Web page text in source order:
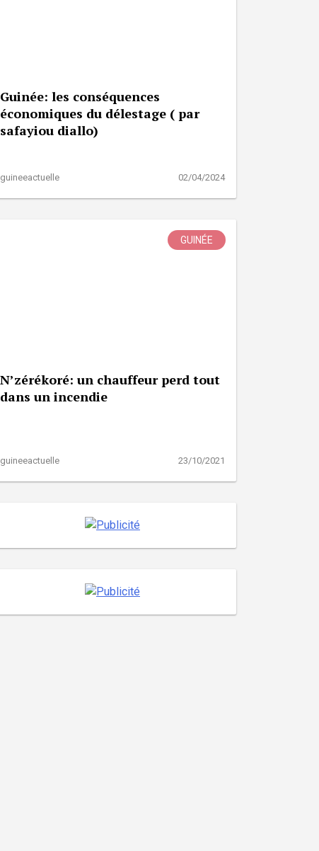
Guinée: les conséquences
économiques du délestage ( par
safayiou diallo)
guineeactuelle 02/04/2024
GUINÉE
N’zérékoré: un chauffeur perd tout
dans un incendie
guineeactuelle 23/10/2021